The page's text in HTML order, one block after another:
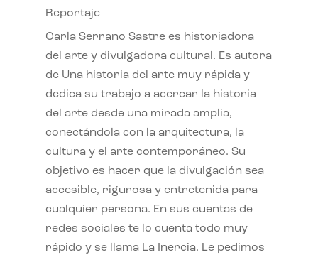
Reportaje
Carla Serrano Sastre es historiadora
del arte y divulgadora cultural. Es autora
de Una historia del arte muy rápida y
dedica su trabajo a acercar la historia
del arte desde una mirada amplia,
conectándola con la arquitectura, la
cultura y el arte contemporáneo. Su
objetivo es hacer que la divulgación sea
accesible, rigurosa y entretenida para
cualquier persona. En sus cuentas de
redes sociales te lo cuenta todo muy
rápido y se llama La Inercia. Le pedimos